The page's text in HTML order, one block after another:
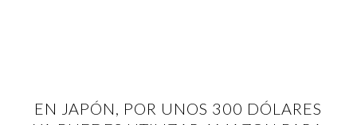
EN JAPÓN, POR UNOS 300 DÓLARES